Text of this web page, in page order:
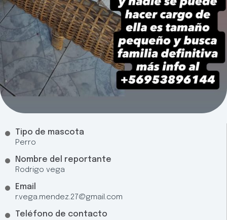
Tipo de mascota
Perro
Nombre del reportante
Rodrigo vega
Email
r.vega.mendez.27@gmail.com
Teléfono de contacto